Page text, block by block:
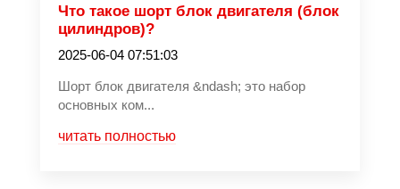
Что такое шорт блок двигателя (блок
цилиндров)?
2025-06-04 07:51:03
Шорт блок двигателя &ndash; это набор
основных ком...
читать полностью